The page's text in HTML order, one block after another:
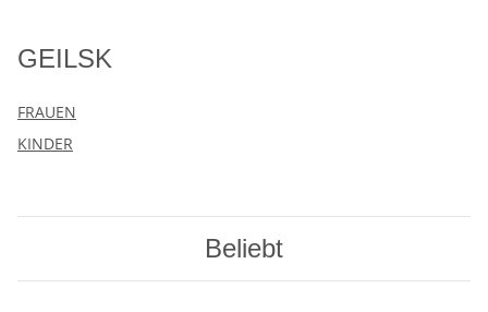
GEILSK
FRAUEN
KINDER
Beliebt